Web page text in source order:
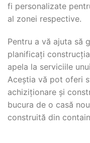
fi personalizate
al zonei respective.
Pentru a vă ajuta să
planificați
apela la serviciile
Aceștia vă pot oferi
achiziționare și
bucura de o casă
construită din